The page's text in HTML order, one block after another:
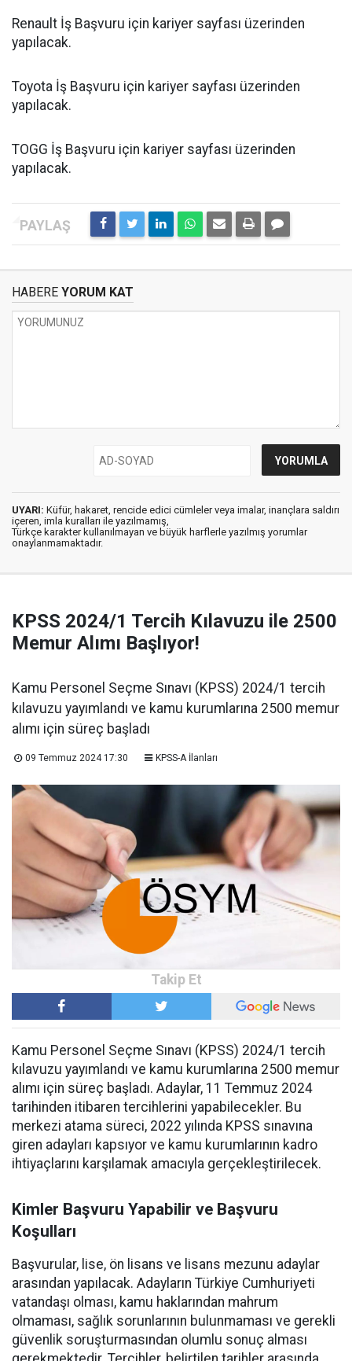
Renault İş Başvuru için kariyer sayfası üzerinden
yapılacak.
Toyota İş Başvuru için kariyer sayfası üzerinden
yapılacak.
TOGG İş Başvuru için kariyer sayfası üzerinden
yapılacak.
HABERE YORUM KAT
UYARI: Küfür, hakaret, rencide edici cümleler veya imalar, inançlara saldırı
içeren, imla kuralları ile yazılmamış,
Türkçe karakter kullanılmayan ve büyük harflerle yazılmış yorumlar
onaylanmamaktadır.
KPSS 2024/1 Tercih Kılavuzu ile 2500
Memur Alımı Başlıyor!
Kamu Personel Seçme Sınavı (KPSS) 2024/1 tercih
kılavuzu yayımlandı ve kamu kurumlarına 2500 memur
alımı için süreç başladı
09 Temmuz 2024 17:30 KPSS-A İlanları
Kamu Personel Seçme Sınavı (KPSS) 2024/1 tercih
kılavuzu yayımlandı ve kamu kurumlarına 2500 memur
alımı için süreç başladı. Adaylar, 11 Temmuz 2024
tarihinden itibaren tercihlerini yapabilecekler. Bu
merkezi atama süreci, 2022 yılında KPSS sınavına
giren adayları kapsıyor ve kamu kurumlarının kadro
ihtiyaçlarını karşılamak amacıyla gerçekleştirilecek.
Kimler Başvuru Yapabilir ve Başvuru
Koşulları
Başvurular, lise, ön lisans ve lisans mezunu adaylar
arasından yapılacak. Adayların Türkiye Cumhuriyeti
vatandaşı olması, kamu haklarından mahrum
olmaması, sağlık sorunlarının bulunmaması ve gerekli
güvenlik soruşturmasından olumlu sonuç alması